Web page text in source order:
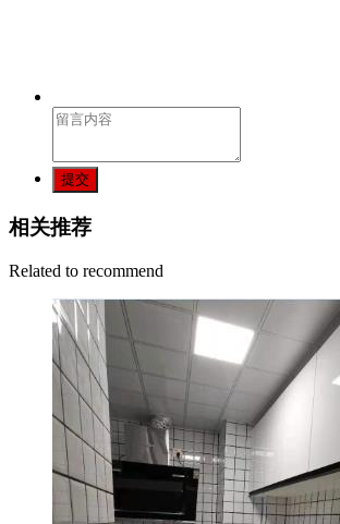
提交
相关推荐
Related to recommend